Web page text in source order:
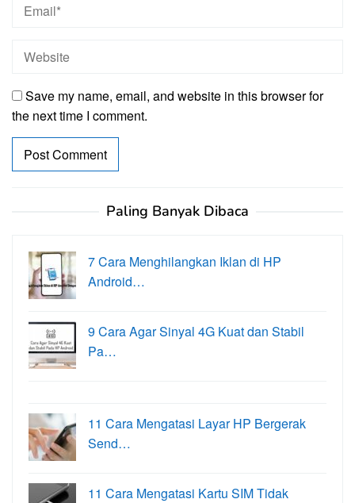
Save my name, email, and website in this browser for
the next time I comment.
Paling Banyak Dibaca
7 Cara Menghilangkan Iklan di HP
Android…
9 Cara Agar Sinyal 4G Kuat dan Stabil
Pa…
11 Cara Mengatasi Layar HP Bergerak
Send…
11 Cara Mengatasi Kartu SIM Tidak